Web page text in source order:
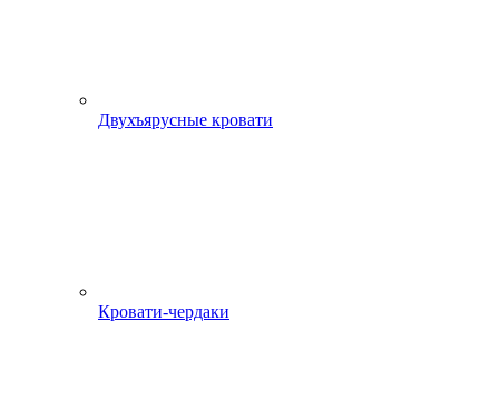
Двухъярусные кровати
Кровати-чердаки